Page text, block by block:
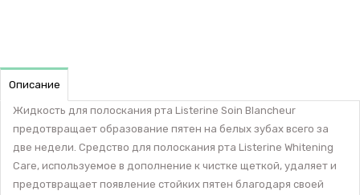
Описание
Жидкость для полоскания рта Listerine Soin Blancheur
предотвращает образование пятен на белых зубах всего за
две недели. Средство для полоскания рта Listerine Whitening
Care, используемое в дополнение к чистке щеткой, удаляет и
предотвращает появление стойких пятен благодаря своей